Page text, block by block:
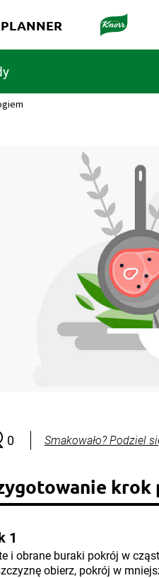
0 Smakowało? Podziel
krok
1
i obrane buraki pokrój w
obierz, pokrój w